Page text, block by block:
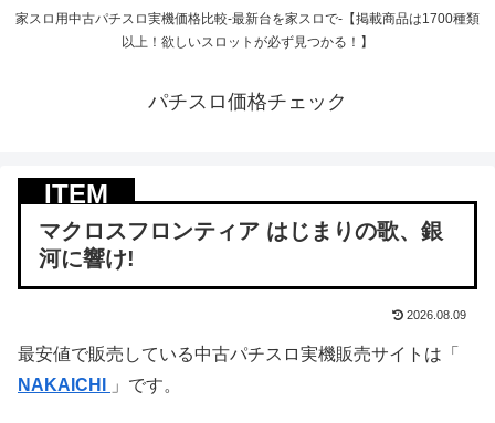
家スロ用中古パチスロ実機価格比較-最新台を家スロで-【掲載商品は1700種類
以上！欲しいスロットが必ず見つかる！】
パチスロ価格チェック
マクロスフロンティア はじまりの歌、銀
河に響け!
2026.08.09
最安値で販売している中古パチスロ実機販売サイトは「
NAKAICHI
」です。